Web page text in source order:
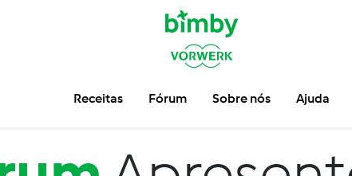
Receitas Fórum Sobre nós Ajuda